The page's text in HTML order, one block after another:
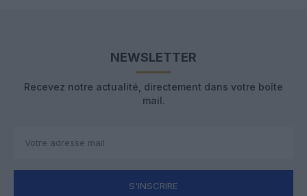
NEWSLETTER
Recevez notre actualité, directement dans votre boîte
mail.
S'INSCRIRE